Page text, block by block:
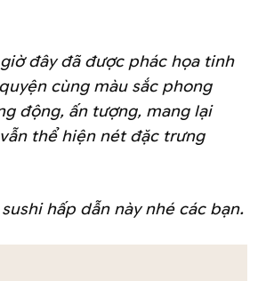
đây đã được phác họa tinh
cùng màu sắc phong
động, ấn tượng, mang lại
thể hiện nét đặc trưng
hấp dẫn này nhé các bạn.